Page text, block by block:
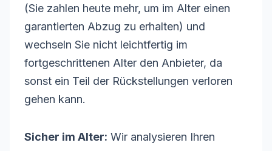
(Sie zahlen heute mehr, um im Alter einen
garantierten Abzug zu erhalten) und
wechseln Sie nicht leichtfertig im
fortgeschrittenen Alter den Anbieter, da
sonst ein Teil der Rückstellungen verloren
gehen kann.
Sicher im Alter: Wir analysieren Ihren